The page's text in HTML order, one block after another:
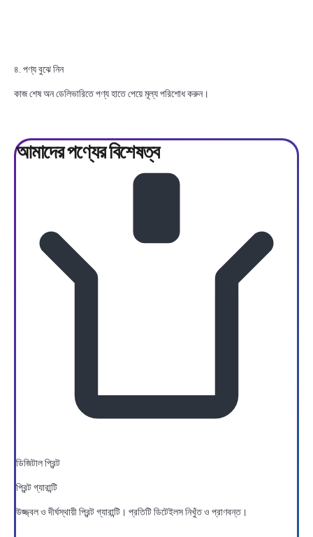
৪. পণ্য বুঝে নিন
কাজ শেষ অন ডেলিভারিতে পণ্য হাতে পেয়ে মূল্য পরিশোধ করুন।
আমাদের পণ্যেরবিশেষত্ব
ডিজিটাল প্রিন্ট
প্রিন্ট গ্যারান্টি
উজ্জ্বল ও দীর্ঘস্থায়ী প্রিন্ট গ্যারান্টি। প্রতিটি ডিটেইলস নিখুঁত ও প্রাণবন্ত।